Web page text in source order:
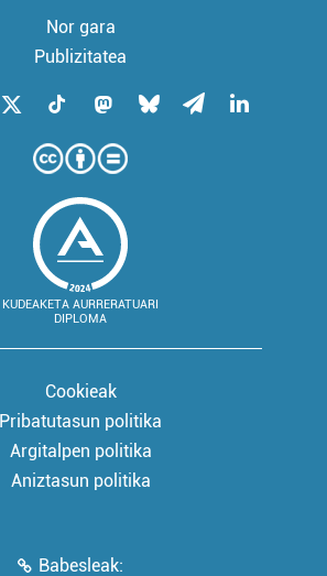
Nor gara
Publizitatea
KUDEAKETA AURRERATUARI
DIPLOMA
Cookieak
Pribatutasun politika
Argitalpen politika
Aniztasun politika
Babesleak: